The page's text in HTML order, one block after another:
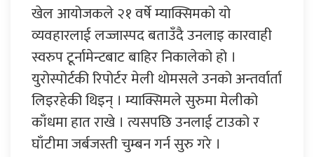
खेल आयोजकले २१ वर्षे म्याक्सिमको यो
व्यवहारलाई लज्जास्पद बताउँदै उनलाइ कारवाही
स्वरुप टूर्नामेन्टबाट बाहिर निकालेको हो ।
युरोस्पोर्टकी रिपोर्टर मेली थोमसले उनको अन्तर्वार्ता
लिइरहेकी थिइन् । म्याक्सिमले सुरुमा मेलीको
काँधमा हात राखे । त्यसपछि उनलाई टाउको र
घाँटीमा जर्बजस्ती चुम्बन गर्न सुरु गरे ।